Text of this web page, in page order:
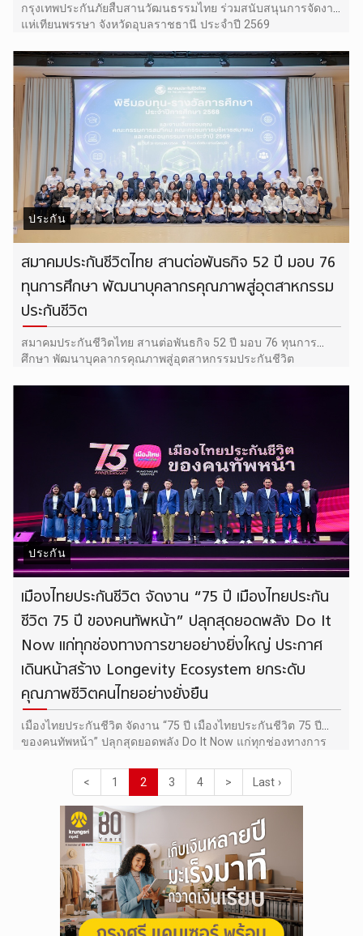
กรุงเทพประกันภัยสืบสานวัฒนธรรมไทย ร่วมสนับสนุนการจัดงาน
แห่เทียนพรรษา จังหวัดอุบลราชธานี ประจำปี 2569
ประกัน
สมาคมประกันชีวิตไทย สานต่อพันธกิจ 52 ปี มอบ 76
ทุนการศึกษา พัฒนาบุคลากรคุณภาพสู่อุตสาหกรรม
ประกันชีวิต
สมาคมประกันชีวิตไทย สานต่อพันธกิจ 52 ปี มอบ 76 ทุนการ
ศึกษา พัฒนาบุคลากรคุณภาพสู่อุตสาหกรรมประกันชีวิต
ประกัน
เมืองไทยประกันชีวิต จัดงาน “75 ปี เมืองไทยประกัน
ชีวิต 75 ปี ของคนทัพหน้า” ปลุกสุดยอดพลัง Do It
Now แก่ทุกช่องทางการขายอย่างยิ่งใหญ่ ประกาศ
เดินหน้าสร้าง Longevity Ecosystem ยกระดับ
คุณภาพชีวิตคนไทยอย่างยั่งยืน
เมืองไทยประกันชีวิต จัดงาน “75 ปี เมืองไทยประกันชีวิต 75 ปี
ของคนทัพหน้า” ปลุกสุดยอดพลัง Do It Now แก่ทุกช่องทางการ
ยกระดับคุณภาพชีวิตคนไทยอย่างยั่งยืน
< 1 2 3 4 > Last ›